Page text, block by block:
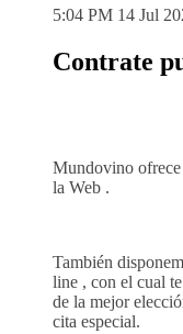
5:04 PM 14 Jul
Contrate
Mundovino
la Web .
También
line , con el cual
de la mejor
cita especial.